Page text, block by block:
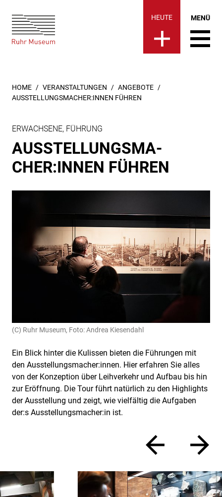
HEUTE MENÜ
SIE SIND HIER:
HOME VERANSTALTUNGEN
ANGEBOTE
AUSSTELLUNGSMACHER:INNEN FÜHREN
ERWACHSENE, FÜHRUNG
AUS­STEL­LUNGS­MA­
CHER:INNEN FÜHREN
(C) Ruhr Museum, Foto: Andrea Kiesendahl
Ein Blick hinter die Kulissen bieten die Führungen mit
den Ausstellungsmacher:innen. Hier erfahren Sie alles
von der Konzeption über Leihverkehr und Aufbau bis hin
zur Eröffnung. Die Tour führt natürlich zu den Highlights
der Ausstellung und zeigt, wie vielfältig die Aufgaben
der:s Ausstellungsmacher:in ist.